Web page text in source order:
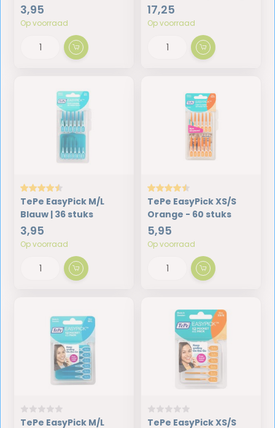
3,95
Op voorraad
17,25
Op voorraad
TePe EasyPick M/L
Blauw | 36 stuks
3,95
Op voorraad
TePe EasyPick XS/S
Orange - 60 stuks
5,95
Op voorraad
TePe EasyPick M/L TePe EasyPick XS/S